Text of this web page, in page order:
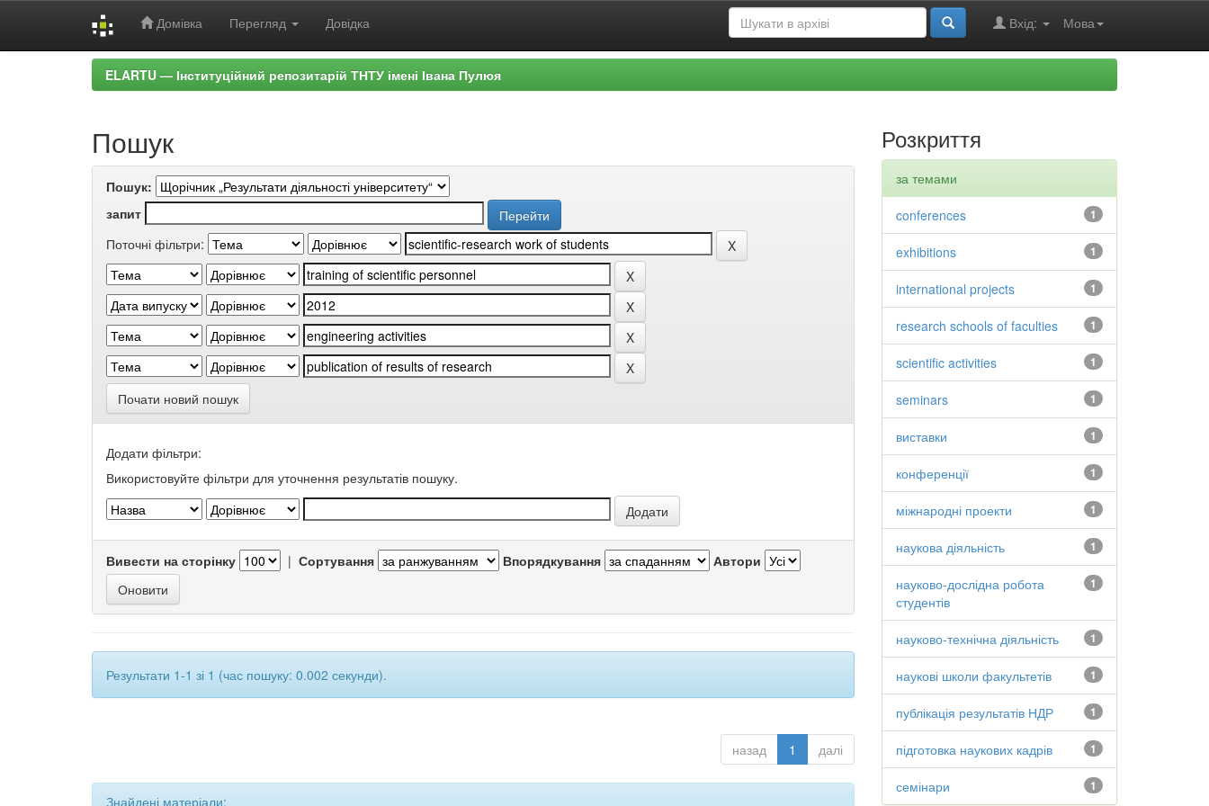
Домівка Перегляд Довідка Мова
Вхід:
ELARTU — Інституційний репозитарій ТНТУ імені Івана Пулюя
Пошук
Пошук:
запит
Поточні фільтри:
Почати новий пошук
Додати фільтри:
Використовуйте фільтри для уточнення результатів пошуку.
Вивести на сторінку | Сортування Впорядкування Автори
Результати 1-1 зі 1 (час пошуку: 0.002 секунди).
назад 1 далі
Знайдені матеріали:
Розкриття
за темами
1
conferences
1
exhibitions
1
international projects
1
research schools of faculties
1
scientific activities
1
seminars
1
виставки
1
конференції
1
міжнародні проекти
1
наукова діяльність
1
науково-дослідна робота
студентів
1
науково-технічна діяльність
1
наукові школи факультетів
1
публікація результатів НДР
1
підготовка наукових кадрів
1
семінари